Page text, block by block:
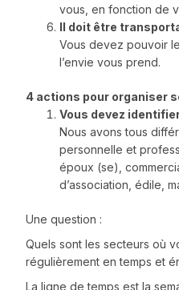
vous, en fonction de
Il doit être
Vous devez pouvoir
l’envie vous prend.
4 actions pour organiser
Vous devez
Nous avons tous
personnelle et
époux (se),
d’association, édile,
Une question :
Quels sont les secteurs où
régulièrement en temps et
La ligne de temps est la